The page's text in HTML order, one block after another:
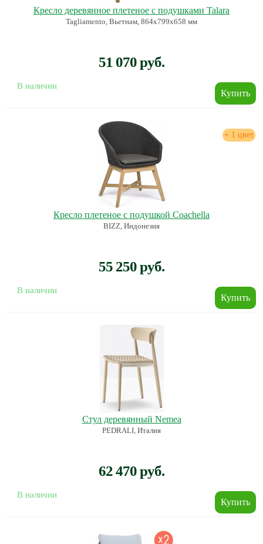
Кресло деревянное плетеное с подушками Talara
Tagliamento, Вьетнам, 864х799х658 мм
51 070 руб.
В наличии
+ 1 цвет
Кресло плетеное с подушкой Coachella
BIZZ, Индонезия
55 250 руб.
В наличии
Стул деревянный Nemea
PEDRALI, Италия
62 470 руб.
В наличии